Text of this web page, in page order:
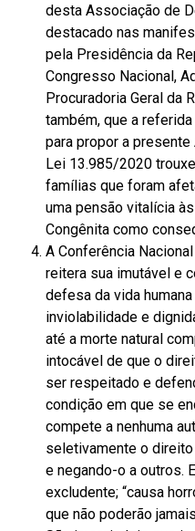
desta Associação de
destacado nas
pela Presidência da
Congresso Nacional,
Procuradoria Geral da
também, que a
para propor a
Lei 13.985/2020
famílias que foram
uma pensão vitalícia
Congênita como
A Conferência
reitera sua imutável e
defesa da vida
inviolabilidade e
até a morte natural
intocável de que o
ser respeitado e
condição em que se
compete a nenhuma
seletivamente o
e negando-o a outros.
excludente; “causa
que não poderão